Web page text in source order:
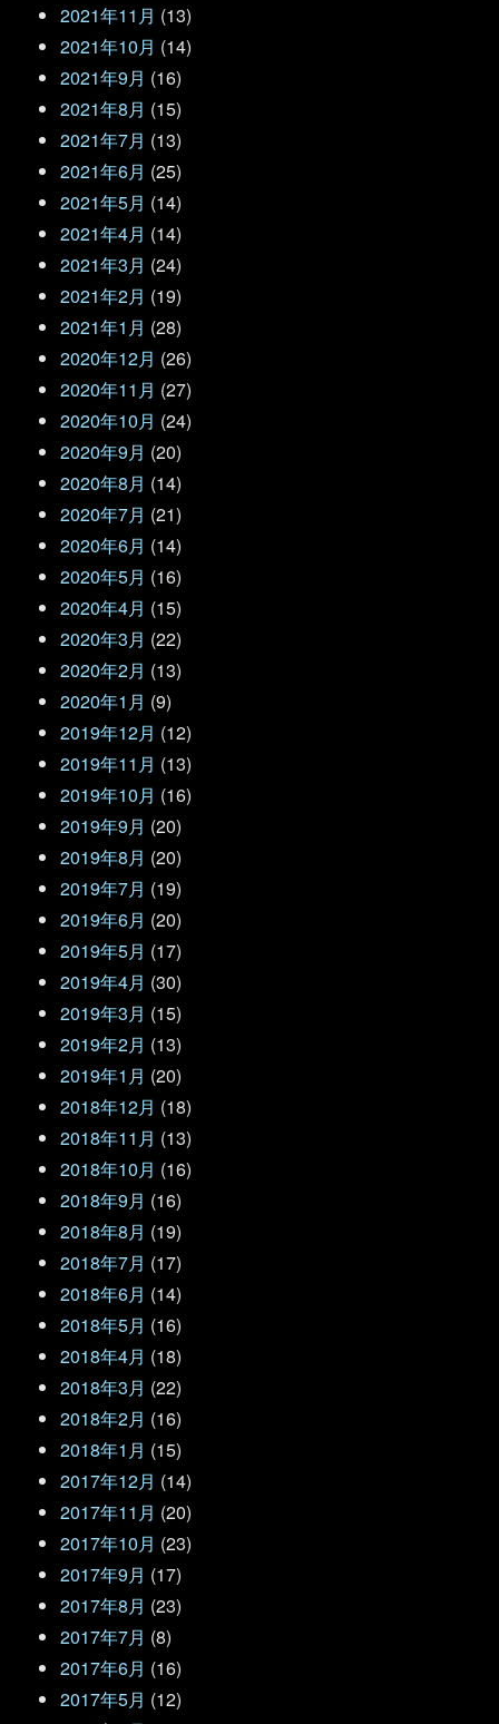
2021年11月 (13)
2021年10月 (14)
2021年9月 (16)
2021年8月 (15)
2021年7月 (13)
2021年6月 (25)
2021年5月 (14)
2021年4月 (14)
2021年3月 (24)
2021年2月 (19)
2021年1月 (28)
2020年12月 (26)
2020年11月 (27)
2020年10月 (24)
2020年9月 (20)
2020年8月 (14)
2020年7月 (21)
2020年6月 (14)
2020年5月 (16)
2020年4月 (15)
2020年3月 (22)
2020年2月 (13)
2020年1月 (9)
2019年12月 (12)
2019年11月 (13)
2019年10月 (16)
2019年9月 (20)
2019年8月 (20)
2019年7月 (19)
2019年6月 (20)
2019年5月 (17)
2019年4月 (30)
2019年3月 (15)
2019年2月 (13)
2019年1月 (20)
2018年12月 (18)
2018年11月 (13)
2018年10月 (16)
2018年9月 (16)
2018年8月 (19)
2018年7月 (17)
2018年6月 (14)
2018年5月 (16)
2018年4月 (18)
2018年3月 (22)
2018年2月 (16)
2018年1月 (15)
2017年12月 (14)
2017年11月 (20)
2017年10月 (23)
2017年9月 (17)
2017年8月 (23)
2017年7月 (8)
2017年6月 (16)
2017年5月 (12)